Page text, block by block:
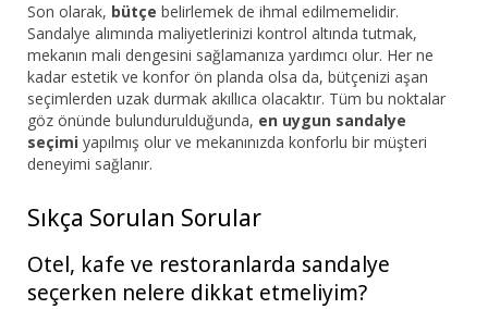
Son olarak, bütçe belirlemek de ihmal edilmemelidir.
Sandalye alımında maliyetlerinizi kontrol altında tutmak,
mekanın mali dengesini sağlamanıza yardımcı olur. Her ne
kadar estetik ve konfor ön planda olsa da, bütçenizi aşan
seçimlerden uzak durmak akıllıca olacaktır. Tüm bu noktalar
göz önünde bulundurulduğunda, en uygun sandalye
seçimi yapılmış olur ve mekanınızda konforlu bir müşteri
deneyimi sağlanır.
Sıkça Sorulan Sorular
Otel, kafe ve restoranlarda sandalye
seçerken nelere dikkat etmeliyim?